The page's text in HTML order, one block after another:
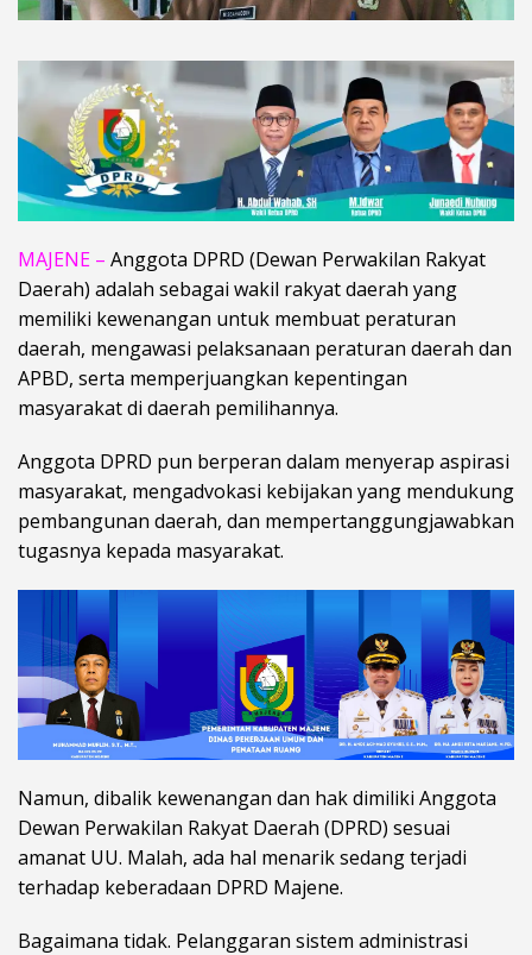
MAJENE – Anggota DPRD (Dewan Perwakilan Rakyat
Daerah) adalah sebagai wakil rakyat daerah yang
memiliki kewenangan untuk membuat peraturan
daerah, mengawasi pelaksanaan peraturan daerah dan
APBD, serta memperjuangkan kepentingan
masyarakat di daerah pemilihannya.
Anggota DPRD pun berperan dalam menyerap aspirasi
masyarakat, mengadvokasi kebijakan yang mendukung
pembangunan daerah, dan mempertanggungjawabkan
tugasnya kepada masyarakat.
Namun, dibalik kewenangan dan hak dimiliki Anggota
Dewan Perwakilan Rakyat Daerah (DPRD) sesuai
amanat UU. Malah, ada hal menarik sedang terjadi
terhadap keberadaan DPRD Majene.
Bagaimana tidak. Pelanggaran sistem administrasi